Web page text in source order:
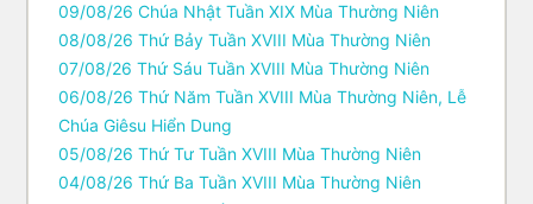
09/08/26 Chúa Nhật Tuần XIX Mùa Thường Niên
08/08/26 Thứ Bảy Tuần XVIII Mùa Thường Niên
07/08/26 Thứ Sáu Tuần XVIII Mùa Thường Niên
06/08/26 Thứ Năm Tuần XVIII Mùa Thường Niên, Lễ
Chúa Giêsu Hiển Dung
05/08/26 Thứ Tư Tuần XVIII Mùa Thường Niên
04/08/26 Thứ Ba Tuần XVIII Mùa Thường Niên